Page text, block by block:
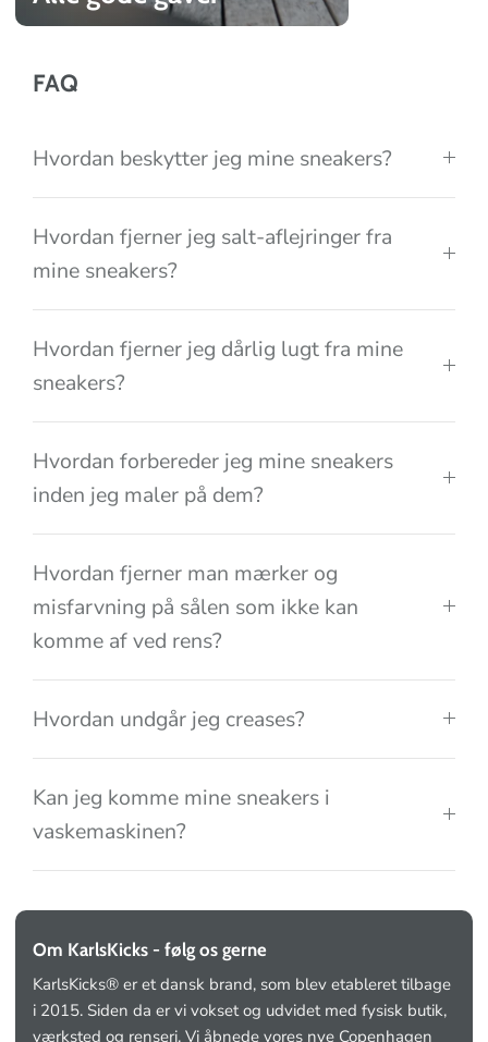
i
FAQ
Hvordan beskytter jeg mine sneakers?
Hvordan fjerner jeg salt-aflejringer fra
mine sneakers?
Hvordan fjerner jeg dårlig lugt fra mine
sneakers?
Hvordan forbereder jeg mine sneakers
inden jeg maler på dem?
Hvordan fjerner man mærker og
misfarvning på sålen som ikke kan
komme af ved rens?
Hvordan undgår jeg creases?
Kan jeg komme mine sneakers i
vaskemaskinen?
Om KarlsKicks - følg os gerne
KarlsKicks® er et dansk brand, som blev etableret tilbage
i 2015. Siden da er vi vokset og udvidet med fysisk butik,
værksted og renseri. Vi åbnede vores nye Copenhagen